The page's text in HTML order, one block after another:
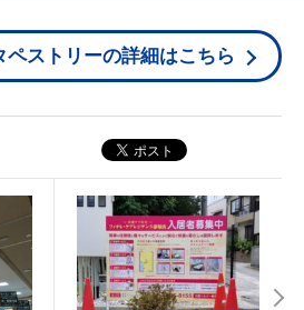
ペストリーの詳細はこちら